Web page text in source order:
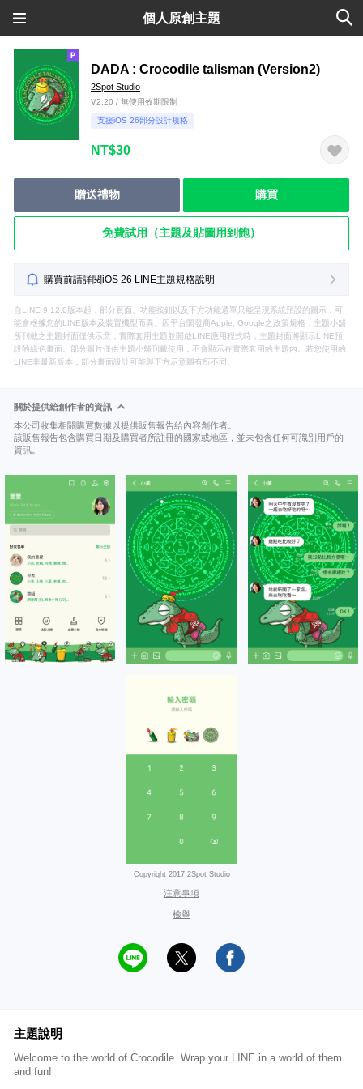
個人原創主題
DADA : Crocodile talisman (Version2)
2Spot Studio
V2.20 / 無使用效期限制
支援iOS 26部分設計規格
NT$30
贈送禮物 購買
免費試用（主題及貼圖用到飽）
購買前請詳閱iOS 26 LINE主題規格說明
自LINE 9.12.0版本起，部分頁面、功能按鈕以及下方功能選單只能呈現系統預設的圖示，可
能會根據您的LINE版本及裝置機型而異。因平台開發商Apple, Google之政策規格，主題小舖
所刊載之主題封面僅供示意，實際套用主題並開啟LINE應用程式時，主題封面將顯示LINE預
設的綠色畫面。部分圖片僅供主題小舖刊載使用，不會顯示在實際套用的主題內。若您使用的
LINE非最新版本，部分畫面設計可能與下方示意圖有所不同。
關於提供給創作者的資訊
本公司收集相關購買數據以提供販售報告給內容創作者。
該販售報告包含購買日期及購買者所註冊的國家或地區，並未包含任何可識別用戶的
資訊。
Copyright 2017 2Spot Studio
注意事項
檢舉
主題說明
Welcome to the world of Crocodile. Wrap your LINE in a world of them
and fun!